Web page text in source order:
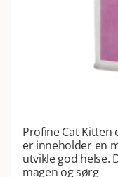
Profine Cat
er inneholder en
utvikle god helse.
magen og sørg